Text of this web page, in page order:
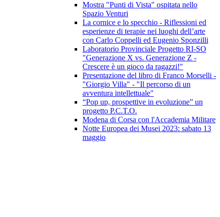
Mostra "Punti di Vista" ospitata nello
Spazio Venturi
La cornice e lo specchio - Riflessioni ed
esperienze di terapie nei luoghi dell’arte
con Carlo Coppelli ed Eugenio Sponzilli
Laboratorio Provinciale Progetto RI-SO
"Generazione X vs. Generazione Z -
Crescere è un gioco da ragazzi!"
Presentazione del libro di Franco Morselli -
"Giorgio Villa" - "Il percorso di un
avventura intellettuale"
“Pop up, prospettive in evoluzione” un
progetto P.C.T.O.
Modena di Corsa con l'Accademia Militare
Notte Europea dei Musei 2023: sabato 13
maggio